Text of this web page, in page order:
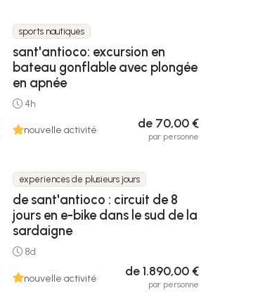
sports nautiques
sant'antioco: excursion en
bateau gonflable avec plongée
en apnée
4h
nouvelle activité de 70,00 €
par personne
experiences de plusieurs jours
de sant'antioco : circuit de 8
jours en e-bike dans le sud de la
sardaigne
8d
nouvelle activité de 1.890,00 €
par personne